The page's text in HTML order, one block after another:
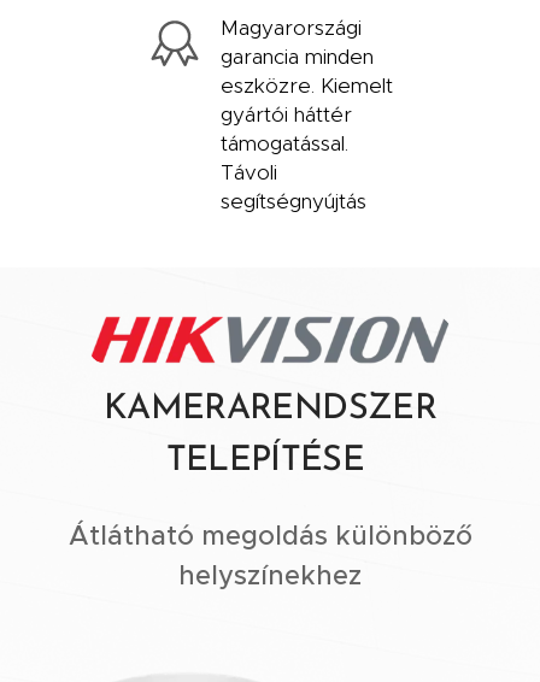
Magyarországi
garancia minden
eszközre. Kiemelt
gyártói háttér
támogatással.
Távoli
segítségnyújtás
KAMERARENDSZER
TELEPÍTÉSE
Átlátható megoldás különböző
helyszínekhez